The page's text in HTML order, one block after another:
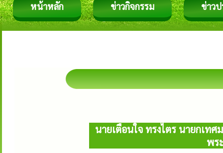
หน้าหลัก ข่าวกิจกรรม ข่าว
นายเตือนใจ ทรงไตร นายกเท
พร